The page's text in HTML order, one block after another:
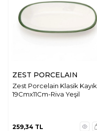
ZEST PORCELAIN
Zest Porcelain Klasik Kayık
19Cmx11Cm-Riva Yeşil
259,34 TL